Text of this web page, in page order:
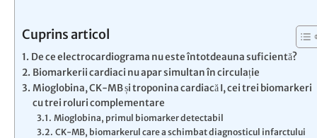
Cuprins articol
De ce electrocardiograma nu este întotdeauna suficientă?
Biomarkerii cardiaci nu apar simultan în circulație
Mioglobina, CK-MB și troponina cardiacă I, cei trei biomarkeri
cu trei roluri complementare
Mioglobina, primul biomarker detectabil
CK-MB, biomarkerul care a schimbat diagnosticul infarctului